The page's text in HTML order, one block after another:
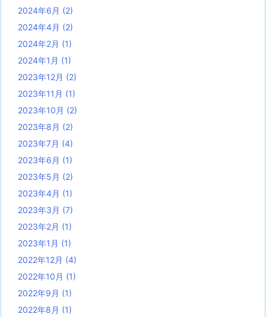
2024年6月 (2)
2024年4月 (2)
2024年2月 (1)
2024年1月 (1)
2023年12月 (2)
2023年11月 (1)
2023年10月 (2)
2023年8月 (2)
2023年7月 (4)
2023年6月 (1)
2023年5月 (2)
2023年4月 (1)
2023年3月 (7)
2023年2月 (1)
2023年1月 (1)
2022年12月 (4)
2022年10月 (1)
2022年9月 (1)
2022年8月 (1)